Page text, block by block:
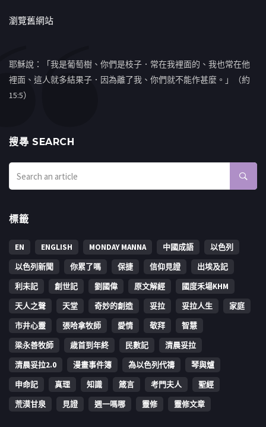
瀏覽舊網站
耶穌說：「我是葡萄樹、你們是枝子．常在我裡面的、我也常在他
裡面、這人就多結果子．因為離了我、你們就不能作甚麼。」（約
15:5）
搜㝷 SEARCH
標籤
EN ENGLISH MONDAY MANNA 中國成語
以色列
以色列新聞
你累了嗎 保捷 信仰見證
出埃及記
利未記
創世記 劉國偉 原文解經
國度禾場KHM
天人之聲
天堂 奇妙的創造 妥拉 妥拉人生
家庭
市井心靈
張哈拿牧師 愛情 敬拜
智慧
梁永善牧師
歳首到年終 民數記
清晨妥拉
清晨妥拉2.0
漫畫事件簿 為以色列代禱
琴與爐
申命記
真理 知識 箴言 考門夫人
聖經
荒漠甘泉
見證 週一嗎哪 靈修 靈修文章